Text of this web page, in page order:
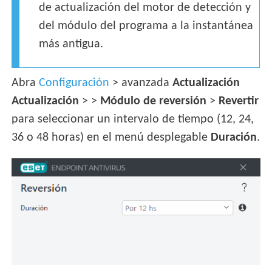
de actualización del motor de detección y
del módulo del programa a la instantánea
más antigua.
AbraConfiguración > avanzadaActualización
Actualización > > Módulo de reversión > Revertir
para seleccionar un intervalo de tiempo (12, 24,
36 o 48 horas) en el menú desplegable Duración.